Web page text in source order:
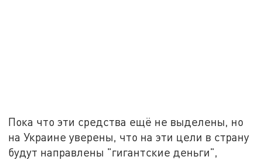
Пока что эти средства ещё не выделены, но
на Украине уверены, что на эти цели в страну
будут направлены "гигантские деньги",